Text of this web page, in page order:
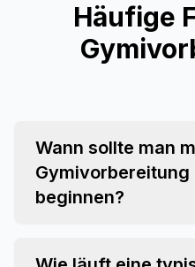
Häufige
Wann sollte man
Gymivorbereitung
beginnen?